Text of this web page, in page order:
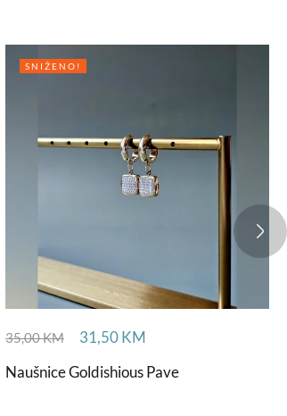
SNIŽENO!
35,00KM 31,50KM
Naušnice Goldishious Pave